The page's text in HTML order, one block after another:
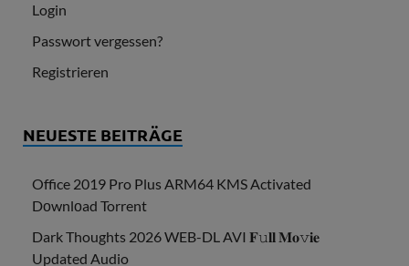
Login
Passwort vergessen?
Registrieren
NEUESTE BEITRÄGE
Office 2019 Pro Plus ARM64 KMS Activated
Dоwnlоad Torrent
Dark Thoughts 2026 WEB-DL AVI 𝐅𝚞𝐥𝐥 𝐌𝐨𝚟𝐢𝐞
Updated Audio